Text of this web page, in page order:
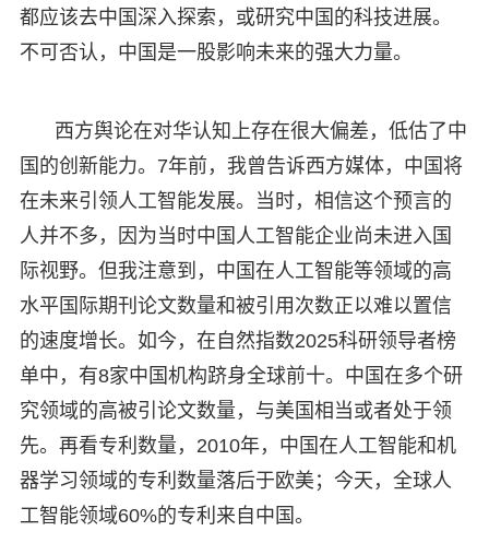
都应该去中国深入探索，或研究中国的科技进展。
不可否认，中国是一股影响未来的强大力量。
西方舆论在对华认知上存在很大偏差，低估了中
国的创新能力。7年前，我曾告诉西方媒体，中国将
在未来引领人工智能发展。当时，相信这个预言的
人并不多，因为当时中国人工智能企业尚未进入国
际视野。但我注意到，中国在人工智能等领域的高
水平国际期刊论文数量和被引用次数正以难以置信
的速度增长。如今，在自然指数2025科研领导者榜
单中，有8家中国机构跻身全球前十。中国在多个研
究领域的高被引论文数量，与美国相当或者处于领
先。再看专利数量，2010年，中国在人工智能和机
器学习领域的专利数量落后于欧美；今天，全球人
工智能领域60%的专利来自中国。